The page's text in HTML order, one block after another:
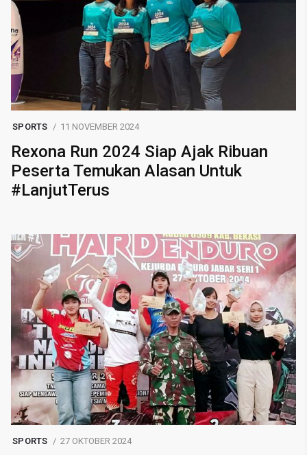
SPORTS 11 NOVEMBER 2024
Rexona Run 2024 Siap Ajak Ribuan
Peserta Temukan Alasan Untuk
#LanjutTerus
SPORTS 27 OKTOBER 2024